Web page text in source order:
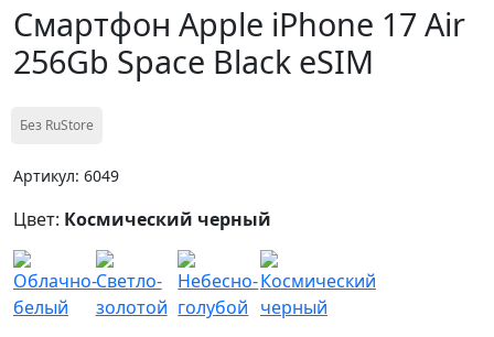
Смартфон Apple iPhone 17 Air
256Gb Space Black eSIM
Без RuStore
Артикул: 6049
Цвет: Космический черный